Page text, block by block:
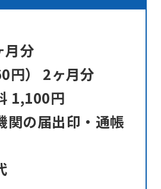
月分
円） 2ヶ月分
1,100円
関の届出印・通帳
content.
ask
that
fully
understand